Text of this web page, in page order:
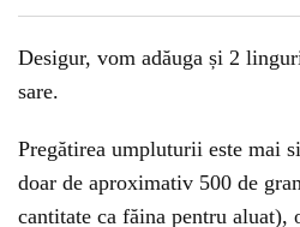
Desigur, vom adăuga și 2
sare.
Pregătirea umpluturii este mai
doar de aproximativ 500 de
cantitate ca făina pentru aluat),